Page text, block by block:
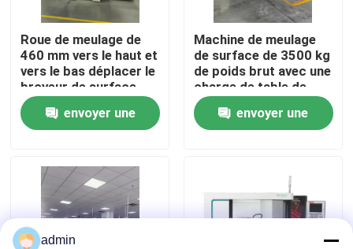
Nous contacter
Demandez un devis
Broyeur de cylindrique Machine
Machine de broyage interne
Roue de meulage de
460 mm vers le haut et
vers le bas déplacer le
broyeur de surface
pour le travail lourd et
le broyage de haute
précision 300 * 700
envoyer une
Machine de meulage
de surface de 3500 kg
de poids brut avec une
charge de table de
700 kg et une hauteur
de meulage maximale
de 200 mm
envoyer une
admin